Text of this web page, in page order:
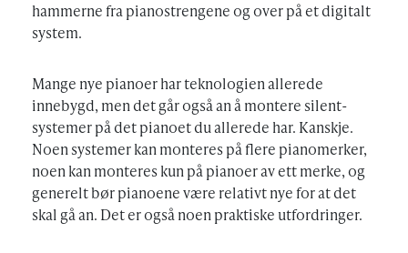
hammerne fra pianostrengene og over på et digitalt
system.
Mange nye pianoer har teknologien allerede
innebygd, men det går også an å montere silent-
systemer på det pianoet du allerede har. Kanskje.
Noen systemer kan monteres på flere pianomerker,
noen kan monteres kun på pianoer av ett merke, og
generelt bør pianoene være relativt nye for at det
skal gå an. Det er også noen praktiske utfordringer.